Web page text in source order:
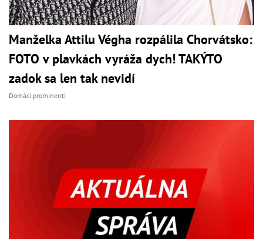
Manželka Attilu Végha rozpálila Chorvátsko:
FOTO v plavkách vyráža dych! TAKÝTO
zadok sa len tak nevidí
Domáci prominenti